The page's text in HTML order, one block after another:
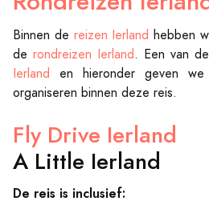
Binnen de reizen Ierland hebben
de rondreizen Ierland. Een van
Ierland en hieronder geven
organiseren binnen deze reis.
Fly Drive Ierland
A Little Ierland
De reis is inclusief: